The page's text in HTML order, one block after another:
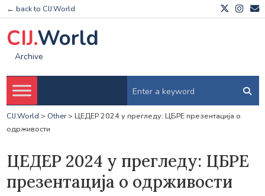
← back to CIJ.World
CIJ.World
Archive
CIJ.World > Other> ЦЕДЕР 2024 у прегледу: ЦБРЕ презентација о
одрживости
ЦЕДЕР 2024 у прегледу: ЦБРЕ
презентација о одрживости